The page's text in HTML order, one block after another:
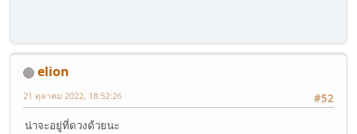
elion
#52
21 ตุลาคม 2022, 18:52:26
น่าจะอยู่ที่ดวงด้วยนะ